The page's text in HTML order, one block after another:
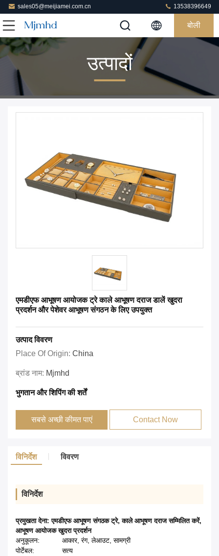
sales05@meijiamei.com.cn 13538396649
बोली
उत्पादों
एमडीएफ आभूषण आयोजक ट्रे काले आभूषण दराज डालें खुदरा
प्रदर्शन और पेशेवर आभूषण संगठन के लिए उपयुक्त
उत्पाद विवरण
Place Of Origin: China
ब्रांड नाम: Mjmhd
भुगतान और शिपिंग की शर्तें
सबसे अच्छी कीमत पाएं Contact Now
विनिर्देश विवरण
विनिर्देश
प्रमुखता देना:एमडीएफ आभूषण संगठक ट्रे,काले आभूषण दराज सम्मिलित करें,
आभूषण आयोजक खुदरा प्रदर्शन
अनुकूलन:
आकार, रंग, लेआउट, सामग्री
पोर्टेबल:
सत्य